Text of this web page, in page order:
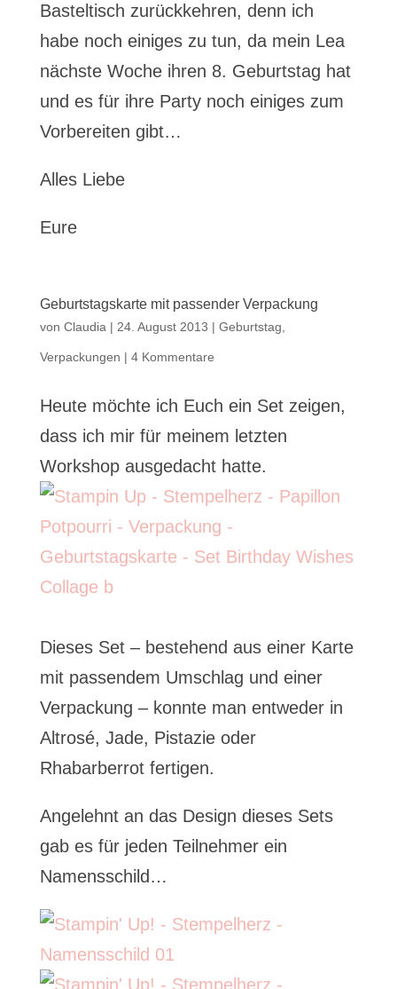
Basteltisch zurückkehren, denn ich
habe noch einiges zu tun, da mein Lea
nächste Woche ihren 8. Geburtstag hat
und es für ihre Party noch einiges zum
Vorbereiten gibt…
Alles Liebe
Eure
Geburtstagskarte mit passender Verpackung
von Claudia | 24. August 2013 | Geburtstag
Verpackungen | 4 Kommentare
Heute möchte ich Euch ein Set zeigen,
dass ich mir für meinem letzten
Workshop ausgedacht hatte.
Dieses Set – bestehend aus einer Karte
mit passendem Umschlag und einer
Verpackung – konnte man entweder in
Altrosé, Jade, Pistazie oder
Rhabarberrot fertigen.
Angelehnt an das Design dieses Sets
gab es für jeden Teilnehmer ein
Namensschild…